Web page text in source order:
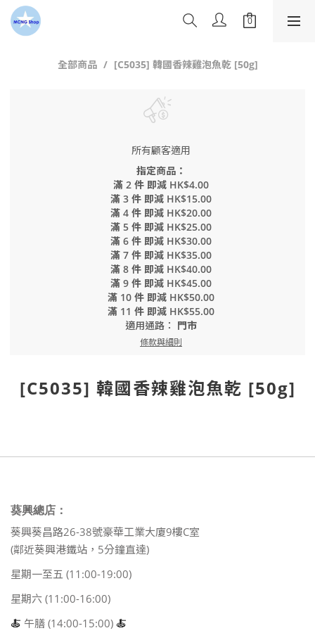
全部商品 [C5035] 韓國香辣雞泡魚乾 [50g]
所有顧客適用
指定商品：
滿 2 件 即減 HK$4.00
滿 3 件 即減 HK$15.00
滿 4 件 即減 HK$20.00
滿 5 件 即減 HK$25.00
滿 6 件 即減 HK$30.00
滿 7 件 即減 HK$35.00
滿 8 件 即減 HK$40.00
滿 9 件 即減 HK$45.00
滿 10 件 即減 HK$50.00
滿 11 件 即減 HK$55.00
適用通路： 門市
條款與細則
[C5035] 韓國香辣雞泡魚乾 [50g]
葵興總店：
葵興葵昌路26-38號豪華工業大廈9樓C室
(鄰近葵興港鐵站，5分鐘直達)
星期一至五 (11:00-19:00)
星期六 (11:00-16:00)
🍝 午膳 (14:00-15:00) 🍝